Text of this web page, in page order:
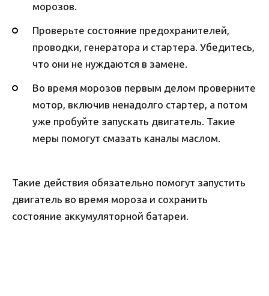
морозов.
Проверьте состояние предохранителей,
проводки, генератора и стартера. Убедитесь,
что они не нуждаются в замене.
Во время морозов первым делом проверните
мотор, включив ненадолго стартер, а потом
уже пробуйте запускать двигатель. Такие
меры помогут смазать каналы маслом.
Такие действия обязательно помогут запустить
двигатель во время мороза и сохранить
состояние аккумуляторной батареи.